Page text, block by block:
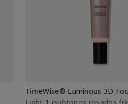
TimeWise® Luminous 3D